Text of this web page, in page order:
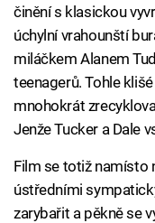
činění s klasickou
úchylní vrahounští
miláčkem Alanem
teenagerů. Tohle
mnohokrát
Jenže Tucker a Dale
Film se totiž namísto
ústředními
zarybařit a pěkně se